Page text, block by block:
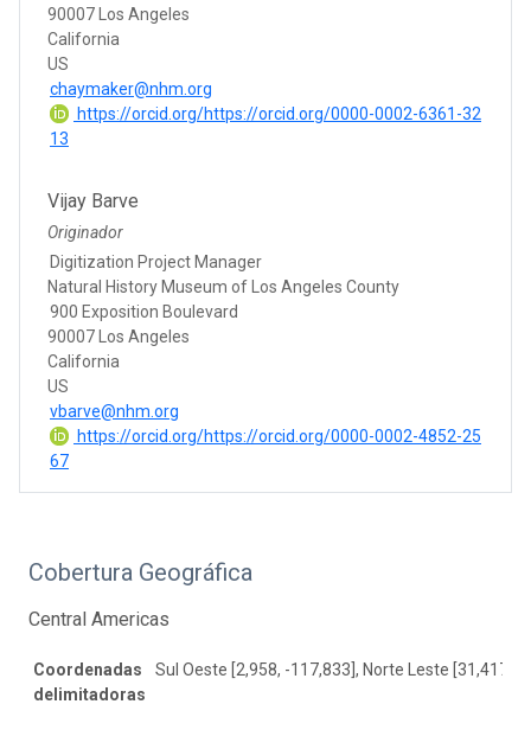
90007 Los Angeles
California
US
chaymaker@nhm.org
https://orcid.org/https://orcid.org/0000-0002-6361-32
13
Vijay Barve
Originador
Digitization Project Manager
Natural History Museum of Los Angeles County
900 Exposition Boulevard
90007 Los Angeles
California
US
vbarve@nhm.org
https://orcid.org/https://orcid.org/0000-0002-4852-25
67
Cobertura Geográfica
Central Americas
Coordenadas
delimitadoras
Sul Oeste [2,958, -117,833], Norte Leste [31,417, -